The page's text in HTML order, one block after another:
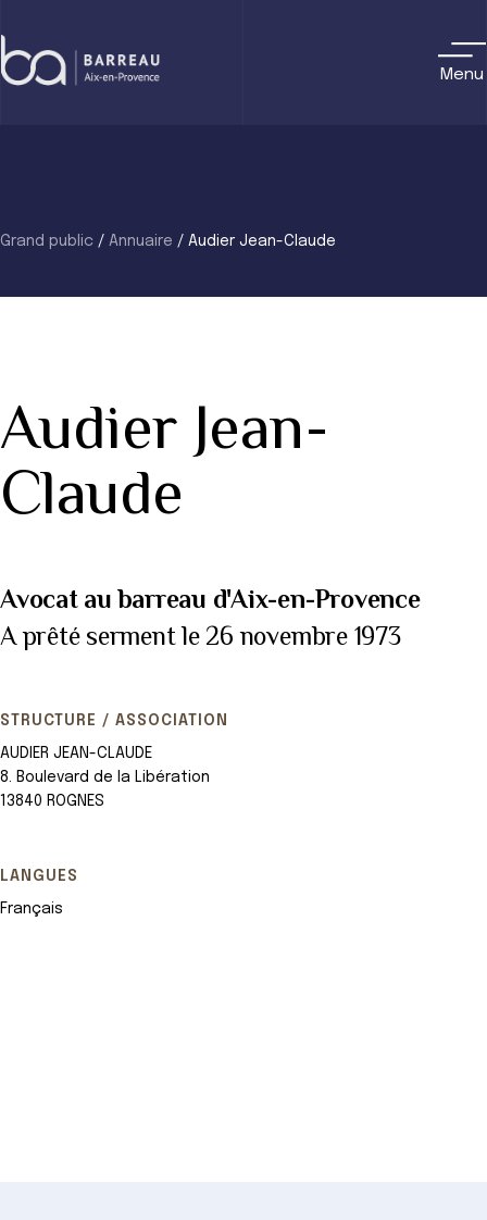
to
content
Menu
Grand public / Annuaire / Audier Jean-Claude
Audier Jean-
Claude
Avocat au barreau d'Aix-en-Provence
A prêté serment le 26 novembre 1973
STRUCTURE / ASSOCIATION
AUDIER JEAN-CLAUDE
8. Boulevard de la Libération
13840 ROGNES
LANGUES
Français